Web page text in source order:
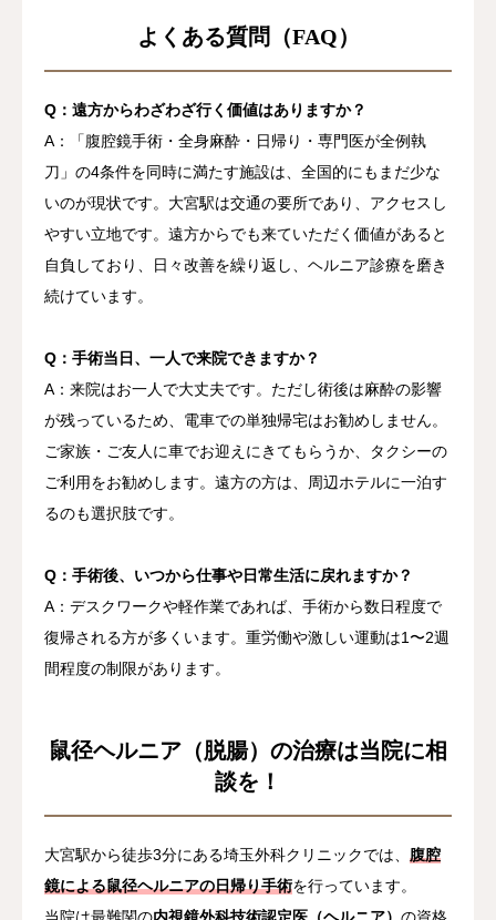
よくある質問（FAQ）
Q：遠方からわざわざ行く価値はありますか？
A：「腹腔鏡手術・全身麻酔・日帰り・専門医が全例執
刀」の4条件を同時に満たす施設は、全国的にもまだ少な
いのが現状です。大宮駅は交通の要所であり、アクセスし
やすい立地です。遠方からでも来ていただく価値があると
自負しており、日々改善を繰り返し、ヘルニア診療を磨き
続けています。
Q：手術当日、一人で来院できますか？
A：来院はお一人で大丈夫です。ただし術後は麻酔の影響
が残っているため、電車での単独帰宅はお勧めしません。
ご家族・ご友人に車でお迎えにきてもらうか、タクシーの
ご利用をお勧めします。遠方の方は、周辺ホテルに一泊す
るのも選択肢です。
Q：手術後、いつから仕事や日常生活に戻れますか？
A：デスクワークや軽作業であれば、手術から数日程度で
復帰される方が多くいます。重労働や激しい運動は1〜2週
間程度の制限があります。
鼠径ヘルニア（脱腸）の治療は当院に相
談を！
大宮駅から徒歩3分にある埼玉外科クリニックでは、 腹腔
鏡による鼠径ヘルニアの日帰り手術を行っています。